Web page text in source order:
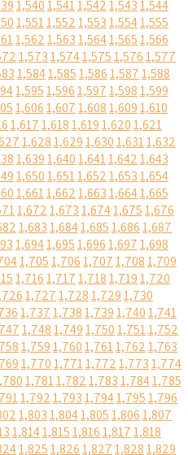
1,5401,5411,5421,5431,544
1,5511,5521,5531,5541,555
1,5621,5631,5641,5651,566
1,5731,5741,5751,5761,577
1,5841,5851,5861,5871,588
1,5951,5961,5971,5981,599
1,6061,6071,6081,6091,610
1,6171,6181,6191,6201,621
1,6281,6291,6301,6311,632
1,6391,6401,6411,6421,643
1,6501,6511,6521,6531,654
1,6611,6621,6631,6641,665
1,6721,6731,6741,6751,676
1,6831,6841,6851,6861,687
1,6941,6951,6961,6971,698
1,7051,7061,7071,7081,709
1,7161,7171,7181,7191,720
1,7271,7281,7291,730
1,7371,7381,7391,7401,741
1,7481,7491,7501,7511,752
1,7591,7601,7611,7621,763
1,7701,7711,7721,7731,774
1,7811,7821,7831,7841,785
1,7921,7931,7941,7951,796
1,8031,8041,8051,8061,807
1,8141,8151,8161,8171,818
1,8251,8261,8271,8281,829